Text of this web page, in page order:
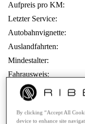
Aufpreis pro KM:
Letzter Service:
Autobahnvignette:
Auslandfahrten:
Mindestalter:
Fahrausweis:
Vermietung an
Pannenhilfe:
Zahlungsarten:
By clicking “Accept All
device to enhance site